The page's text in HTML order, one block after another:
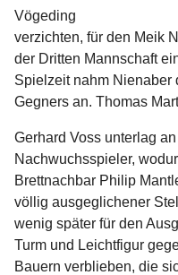
Vögeding
verzichten, für den Meik
der Dritten Mannschaft
Spielzeit nahm Nienaber
Gegners an. Thomas
Gerhard Voss unterlag
Nachwuchsspieler,
Brettnachbar Philip
völlig ausgeglichener
wenig später für den
Turm und Leichtfigur
Bauern verblieben, die